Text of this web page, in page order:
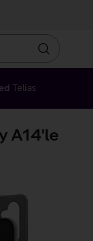
Otsin
Telias
A14'le